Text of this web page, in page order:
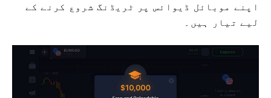
اپنے موبائل ڈیوائس پر ٹریڈنگ شروع کرنے کے
لیے تیار ہیں۔